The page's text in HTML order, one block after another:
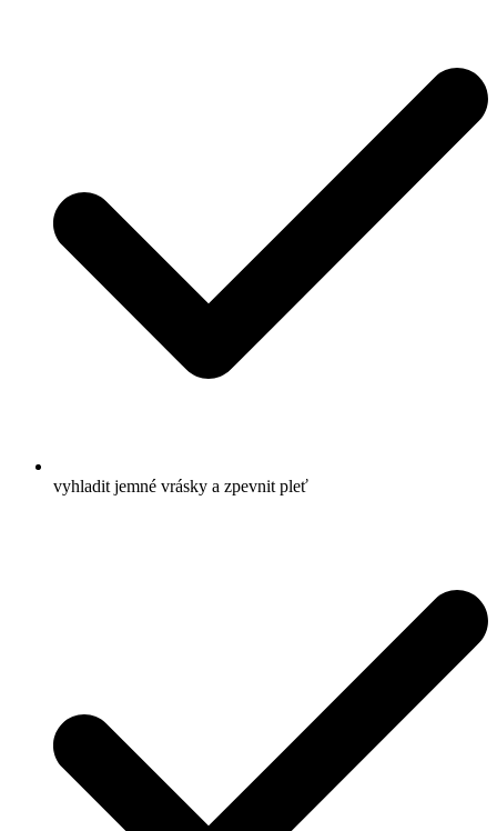
vyhladit jemné vrásky a zpevnit pleť